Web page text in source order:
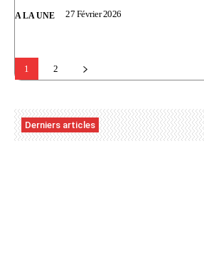
A LA UNE 27 Février 2026
1 2
Derniers articles